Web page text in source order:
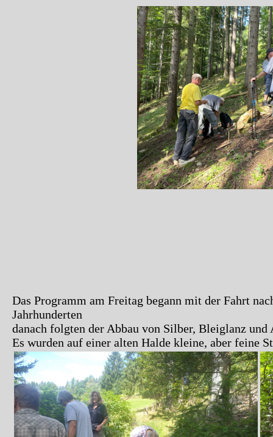
Das Programm am Freitag begann mit der Fahrt
Jahrhunderten
danach folgten der Abbau von Silber, Bleiglanz
Es wurden auf einer alten Halde kleine, aber feine